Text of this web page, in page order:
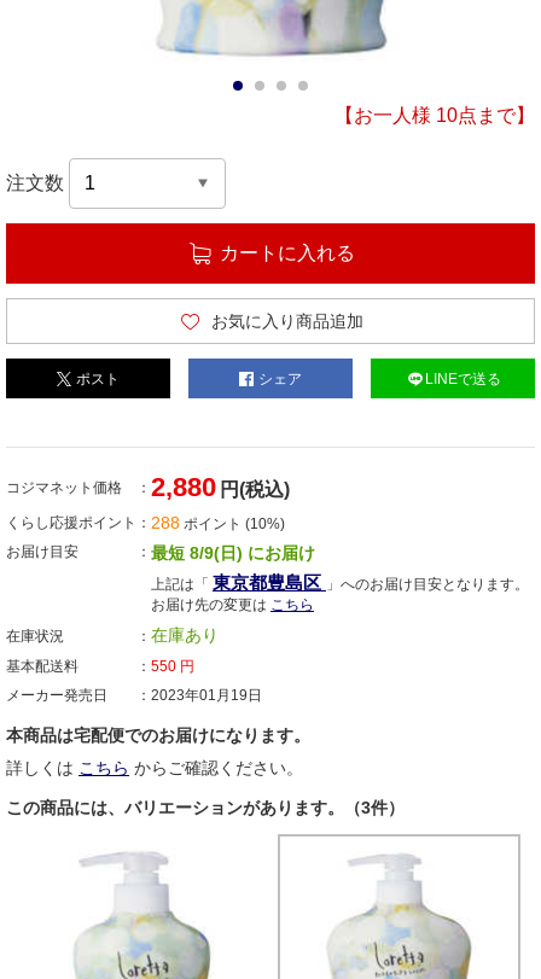
【お一人様 10点まで】
注文数
カートに入れる
お気に入り商品追加
ポスト シェア LINEで送る
コジマネット価格 2,880 円(税込)
くらし応援ポイント 288 ポイント (10%)
お届け目安
最短 8/9(日) にお届け
上記は「 東京都豊島区 」へのお届け目安となります。
お届け先の変更は こちら
在庫状況
在庫あり
基本配送料 550 円
メーカー発売日
2023年01月19日
本商品は宅配便でのお届けになります。
詳しくは こちら からご確認ください。
この商品には、バリエーションがあります。（3件）